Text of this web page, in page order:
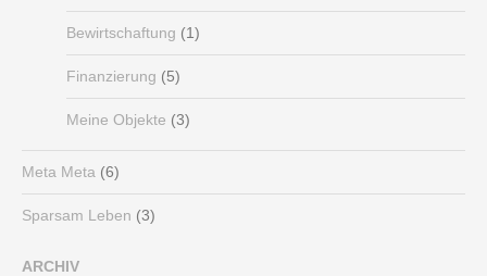
Bewirtschaftung (1)
Finanzierung (5)
Meine Objekte (3)
Meta Meta (6)
Sparsam Leben (3)
ARCHIV